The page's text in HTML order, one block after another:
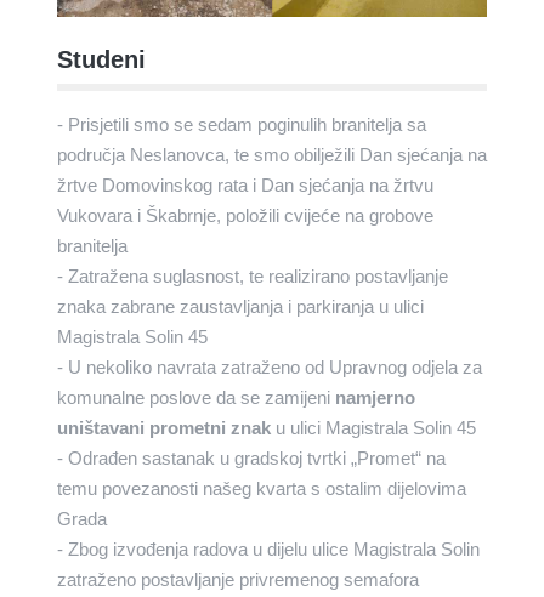
Studeni
- Prisjetili smo se sedam poginulih branitelja sa
područja Neslanovca, te smo obilježili Dan sjećanja na
žrtve Domovinskog rata i Dan sjećanja na žrtvu
Vukovara i Škabrnje, položili cvijeće na grobove
branitelja
- Zatražena suglasnost, te realizirano postavljanje
znaka zabrane zaustavljanja i parkiranja u ulici
Magistrala Solin 45
- U nekoliko navrata zatraženo od Upravnog odjela za
komunalne poslove da se zamijeni namjerno
uništavani prometni znaku ulici Magistrala Solin 45
- Odrađen sastanak u gradskoj tvrtki „Promet“ na
temu povezanosti našeg kvarta s ostalim dijelovima
Grada
- Zbog izvođenja radova u dijelu ulice Magistrala Solin
zatraženo postavljanje privremenog semafora